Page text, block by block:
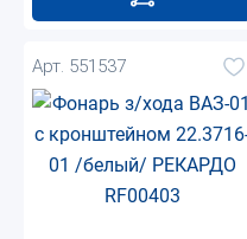
Арт. 551537